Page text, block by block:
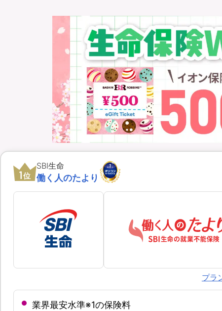
1位
SBI生命
働く人のたより
プラ
業界最安水準※1の保険料